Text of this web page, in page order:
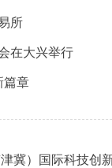
所
在大兴举行
篇章
冀）国际科技创